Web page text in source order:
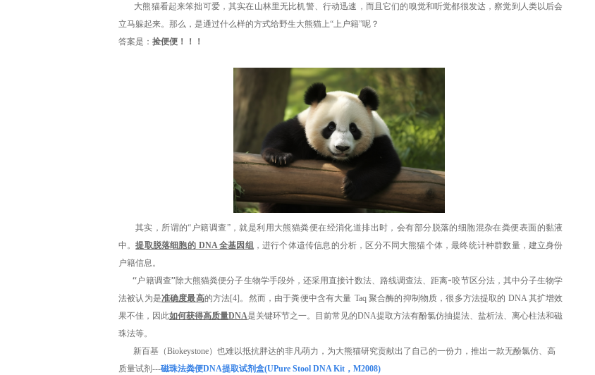
大熊猫看起来笨拙可爱，其实在山林里无比机警、行动迅速，而且它们的嗅觉和听觉都很发达，察觉到人类以后会
立马躲起来。那么，是通过什么样的方式给野生大熊猫上“上户籍”呢？
答案是： 捡便便！！！
其实，所谓的“户籍调查”，就是利用大熊猫粪便在经消化道排出时，会有部分脱落的细胞混杂在粪便表面的黏液
中。提取脱落细胞的 DNA 全基因组，进行个体遗传信息的分析，区分不同大熊猫个体，最终统计种群数量，建立身份
户籍信息。
“户籍调查”除大熊猫粪便分子生物学手段外，还采用直接计数法、路线调查法、距离-咬节区分法，其中分子生物学
法被认为是准确度最高的方法[4] 。然而，由于粪便中含有大量 Taq 聚合酶的抑制物质，很多方法提取的 DNA 其扩增效
果不佳，因此如何获得高质量DNA是关键环节之一。目前常见的DNA提取方法有酚氯仿抽提法、盐析法、离心柱法和磁
珠法等。
新百基（Biokeystone） 也难以抵抗胖达的非凡萌力，为大熊猫研究贡献出了自己的一份力，推出一款无酚氯仿、高
质量试剂 ---磁珠法粪便DNA提取试剂盒(UPure Stool DNA Kit，M2008)